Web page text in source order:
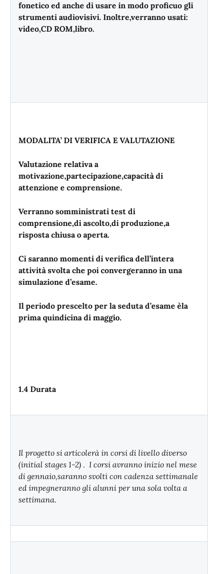
fonetico ed anche di usare in modo proficuo gli
strumenti audiovisivi. Inoltre,verranno usati:
video,CD ROM,libro.
MODALITA’ DI VERIFICA E VALUTAZIONE
Valutazione relativa a
motivazione,partecipazione,capacità di
attenzione e comprensione.
Verranno somministrati test di
comprensione,di ascolto,di produzione,a
risposta chiusa o aperta.
Ci saranno momenti di verifica dell’intera
attività svolta che poi convergeranno in una
simulazione d’esame.
Il periodo prescelto per la seduta d’esame èla
prima quindicina di maggio.
1.4 Durata
Il progetto si articolerà in corsi di livello diverso
(initial stages 1-2) . I corsi avranno inizio nel mese
di gennaio,saranno svolti con cadenza settimanale
ed impegneranno gli alunni per una sola volta a
settimana.